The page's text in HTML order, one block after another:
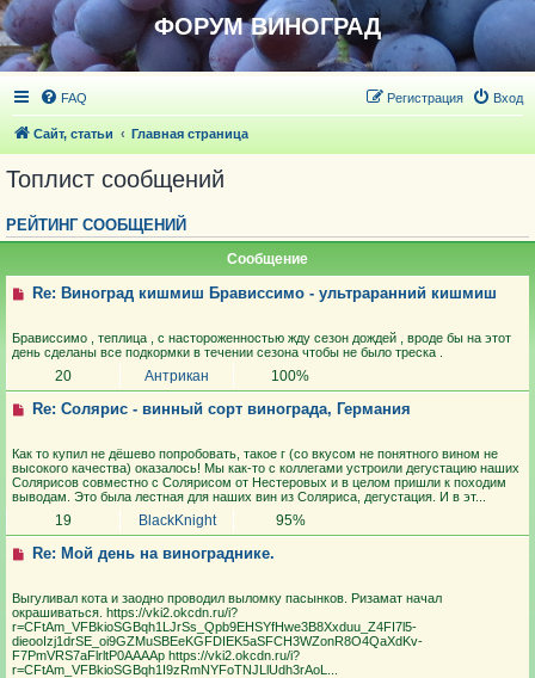
ФОРУМ ВИНОГРАД
FAQ Вход
Регистрация
Сайт, статьи Главная страница
Топлист сообщений
РЕЙТИНГ СООБЩЕНИЙ
Сообщение
Re: Виноград кишмиш Брависсимо - ультраранний кишмиш
Брависсимо , теплица , с настороженностью жду сезон дождей , вроде бы на этот
день сделаны все подкормки в течении сезона чтобы не было треска .
20 Антрикан 100%
Re: Солярис - винный сорт винограда, Германия
Как то купил не дёшево попробовать, такое г (со вкусом не понятного вином не
высокого качества) оказалось! Мы как-то с коллегами устроили дегустацию наших
Солярисов совместно с Солярисом от Нестеровых и в целом пришли к походим
выводам. Это была лестная для наших вин из Соляриса, дегустация. И в эт...
19 BlackKnight 95%
Re: Мой день на винограднике.
Выгуливал кота и заодно проводил выломку пасынков. Ризамат начал
окрашиваться. https://vki2.okcdn.ru/i?
r=CFtAm_VFBkioSGBqh1LJrSs_Qpb9EHSYfHwe3B8Xxduu_Z4FI7l5-
dieooIzj1drSE_oi9GZMuSBEeKGFDIEK5aSFCH3WZonR8O4QaXdKv-
F7PmVRS7aFlrltP0AAAAp https://vki2.okcdn.ru/i?
r=CFtAm_VFBkioSGBqh1I9zRmNYFoTNJLlUdh3rAoL...